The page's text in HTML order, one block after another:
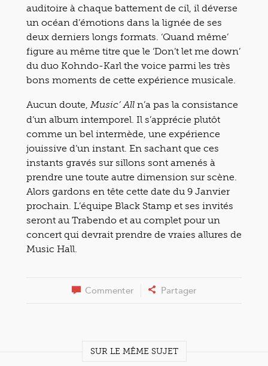
auditoire à chaque battement de cil, il déverse
un océan d’émotions dans la lignée de ses
deux derniers longs formats. ‘Quand même’
figure au même titre que le ‘Don’t let me down’
du duo Kohndo-Karl the voice parmi les très
bons moments de cette expérience musicale.
Aucun doute, Music’ All n’a pas la consistance
d’un album intemporel. Il s’apprécie plutôt
comme un bel intermède, une expérience
jouissive d’un instant. En sachant que ces
instants gravés sur sillons sont amenés à
prendre une toute autre dimension sur scène.
Alors gardons en tête cette date du 9 Janvier
prochain. L’équipe Black Stamp et ses invités
seront au Trabendo et au complet pour un
concert qui devrait prendre de vraies allures de
Music Hall.
Commenter Partager
SUR LE MÊME SUJET